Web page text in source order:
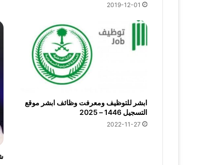
2019-12-01
ابشر للتوظيف ومعرفت وظائف ابشر موقع
التسجيل 1446 – 2025
2022-11-27